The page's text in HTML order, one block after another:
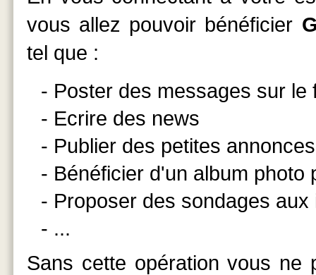
vous allez pouvoir bénéficier
tel que :
- Poster des messages sur le
- Ecrire des news
- Publier des petites annonces
- Bénéficier d'un album
- Proposer des sondages aux
- ...
Sans cette opération vous ne